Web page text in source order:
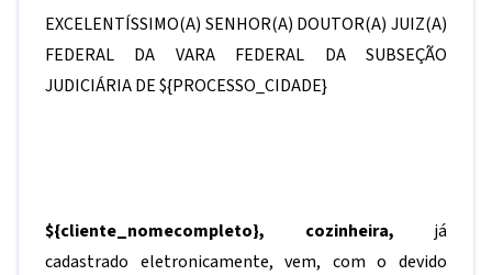
EXCELENTÍSSIMO(A) SENHOR(A) DOUTOR(A) JUIZ(A)
FEDERAL DA VARA FEDERAL DA SUBSEÇÃO
JUDICIÁRIA DE${PROCESSO_CIDADE}
${cliente_nomecompleto}, cozinheira, já
cadastrado eletronicamente, vem, com o devido